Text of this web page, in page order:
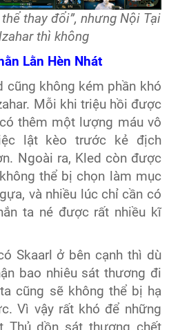
thay đổi”, nhưng Nội Tại
thì không
Lằn Hèn Nhát
cũng không kém phần khó
Mỗi khi triệu hồi được
thêm một lượng máu vô
lật kèo trước kẻ địch
Ngoài ra, Kled còn được
thể bị chọn làm mục
và nhiều lúc chỉ cần có
ta né được rất nhiều kĩ
Skaarl ở bên cạnh thì dù
bao nhiêu sát thương đi
cũng sẽ không thể bị hạ
Vì vậy rất khó để những